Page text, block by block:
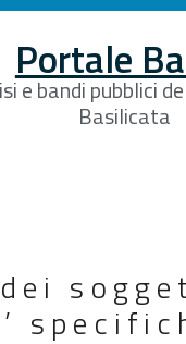
Portale
e bandi pubblici
Basilicata